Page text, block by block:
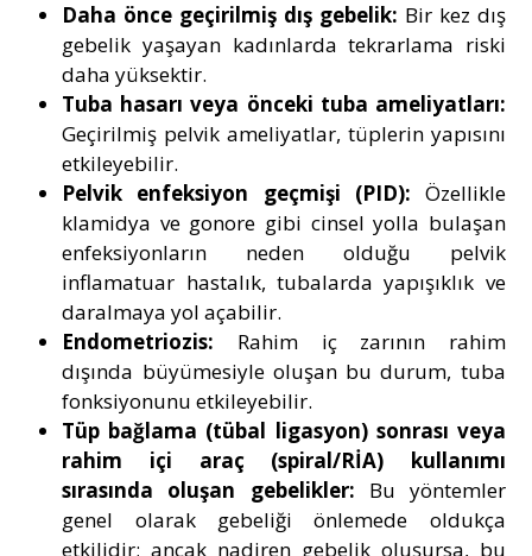
Daha önce geçirilmiş dış gebelik: Bir kez dış
gebelik yaşayan kadınlarda tekrarlama riski
daha yüksektir.
Tuba hasarı veya önceki tuba ameliyatları:
Geçirilmiş pelvik ameliyatlar, tüplerin yapısını
etkileyebilir.
Pelvik enfeksiyon geçmişi (PID): Özellikle
klamidya ve gonore gibi cinsel yolla bulaşan
enfeksiyonların neden olduğu pelvik
inflamatuar hastalık, tubalarda yapışıklık ve
daralmaya yol açabilir.
Endometriozis: Rahim iç zarının rahim
dışında büyümesiyle oluşan bu durum, tuba
fonksiyonunu etkileyebilir.
Tüp bağlama (tübal ligasyon) sonrası veya
rahim içi araç (spiral/RİA) kullanımı
sırasında oluşan gebelikler: Bu yöntemler
genel olarak gebeliği önlemede oldukça
etkilidir; ancak nadiren gebelik oluşursa, bu